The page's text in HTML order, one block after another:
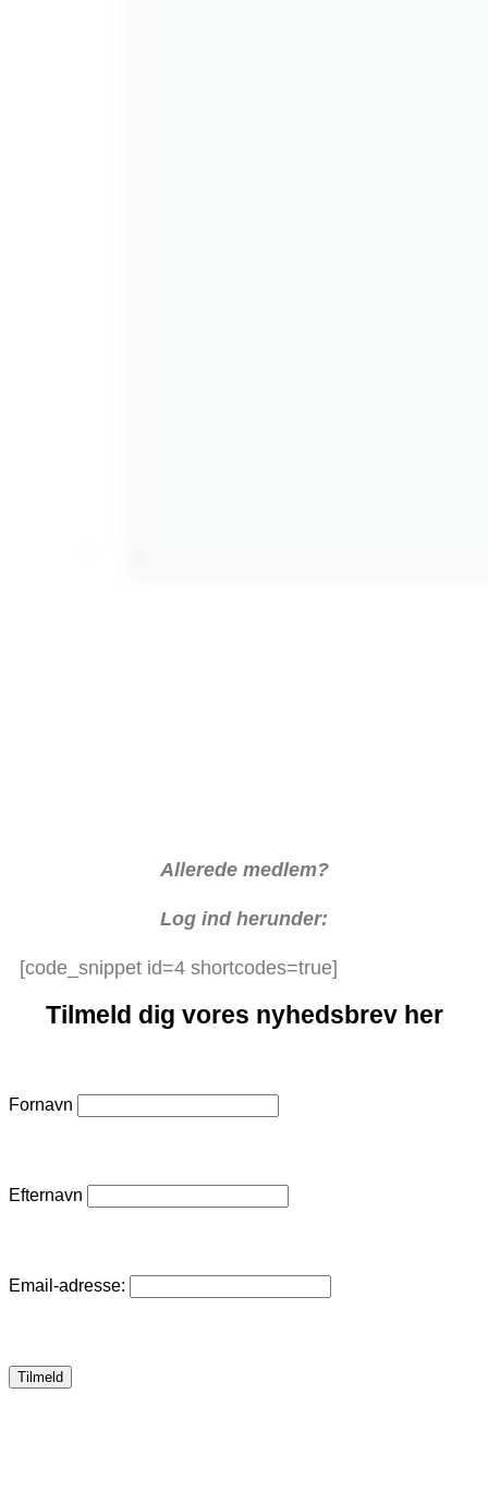
Allerede medlem?
Log ind herunder:
[code_snippet id=4 shortcodes=true]
Tilmeld dig vores nyhedsbrev her
Fornavn
Efternavn
Email-adresse: